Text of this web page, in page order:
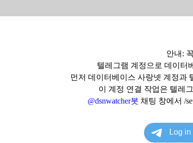
안내:
텔레그램 계정으로 데이터
먼저 데이터베이스 사랑넷 계정과
이 계정 연결 작업은 텔레
@dsnwatcher봇 채팅 창에서 /